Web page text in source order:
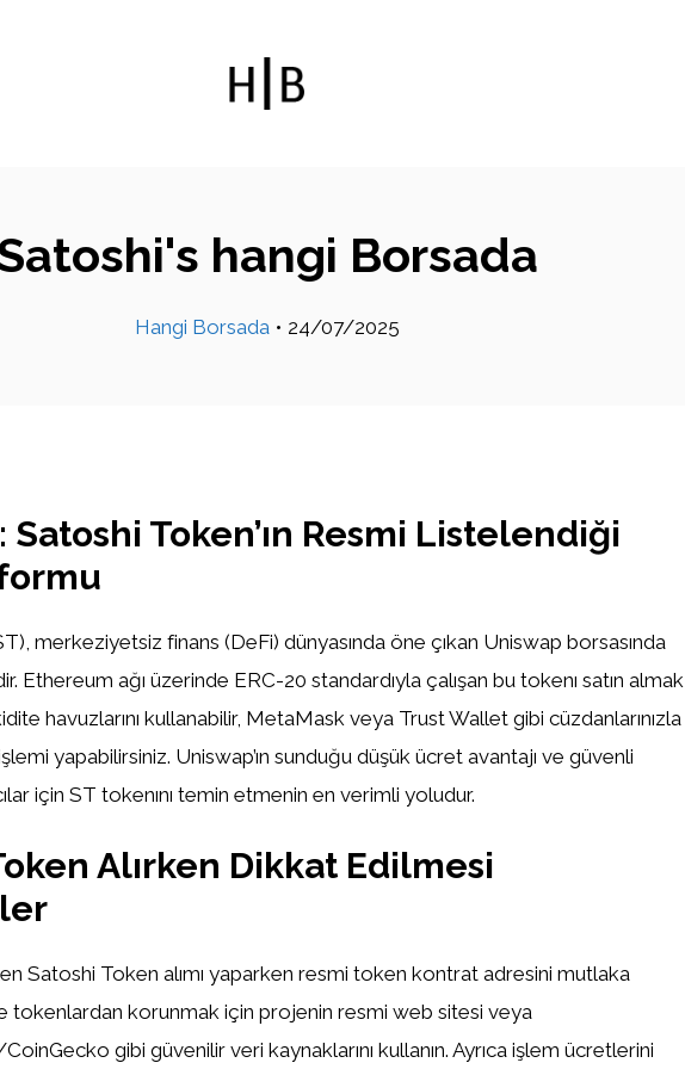
hangi Borsada
Hangi Borsada • 24/07/2025
Satoshi Token’ın Resmi Listelendiği
merkeziyetsiz finans (DeFi) dünyasında öne çıkan Uniswap borsasında
Ethereum ağı üzerinde ERC-20 standardıyla çalışan bu tokenı satın almak
havuzlarını kullanabilir, MetaMask veya Trust Wallet gibi cüzdanlarınızla
yapabilirsiniz. Uniswap’ın sunduğu düşük ücret avantajı ve güvenli
için ST tokenını temin etmenin en verimli yoludur.
Alırken Dikkat Edilmesi
Satoshi Token alımı yaparken resmi token kontrat adresini mutlaka
tokenlardan korunmak için projenin resmi web sitesi veya
gibi güvenilir veri kaynaklarını kullanın. Ayrıca işlem ücretlerini